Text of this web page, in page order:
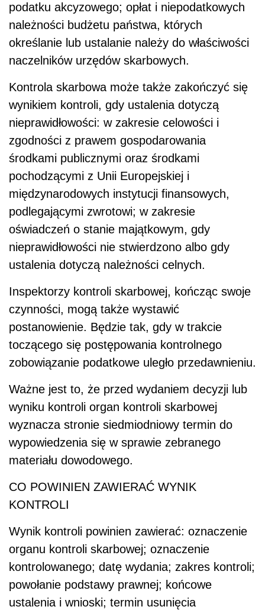
podatku akcyzowego; opłat i niepodatkowych
należności budżetu państwa, których
określanie lub ustalanie należy do właściwości
naczelników urzędów skarbowych.
Kontrola skarbowa może także zakończyć się
wynikiem kontroli, gdy ustalenia dotyczą
nieprawidłowości: w zakresie celowości i
zgodności z prawem gospodarowania
środkami publicznymi oraz środkami
pochodzącymi z Unii Europejskiej i
międzynarodowych instytucji finansowych,
podlegającymi zwrotowi; w zakresie
oświadczeń o stanie majątkowym, gdy
nieprawidłowości nie stwierdzono albo gdy
ustalenia dotyczą należności celnych.
Inspektorzy kontroli skarbowej, kończąc swoje
czynności, mogą także wystawić
postanowienie. Będzie tak, gdy w trakcie
toczącego się postępowania kontrolnego
zobowiązanie podatkowe uległo przedawnieniu.
Ważne jest to, że przed wydaniem decyzji lub
wyniku kontroli organ kontroli skarbowej
wyznacza stronie siedmiodniowy termin do
wypowiedzenia się w sprawie zebranego
materiału dowodowego.
CO POWINIEN ZAWIERAĆ WYNIK
KONTROLI
Wynik kontroli powinien zawierać: oznaczenie
organu kontroli skarbowej; oznaczenie
kontrolowanego; datę wydania; zakres kontroli;
powołanie podstawy prawnej; końcowe
ustalenia i wnioski; termin usunięcia